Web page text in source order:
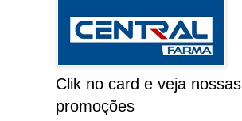
Clik no card e veja nossas
promoções